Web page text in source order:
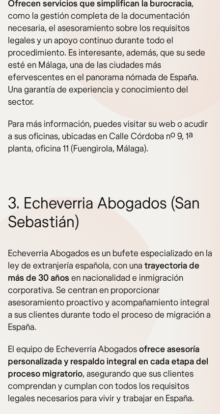
Ofrecen servicios que simplifican la burocracia,
como la gestión completa de la documentación
necesaria, el asesoramiento sobre los requisitos
legales y un apoyo continuo durante todo el
procedimiento. Es interesante, además, que su sede
esté en Málaga, una de las ciudades más
efervescentes en el panorama nómada de España.
Una garantía de experiencia y conocimiento del
sector.
Para más información, puedes visitar su web o acudir
a sus oficinas, ubicadas en Calle Córdoba nº 9, 1ª
planta, oficina 11 (Fuengirola, Málaga).
3. Echeverria Abogados (San
Sebastián)
Echeverria Abogados es un bufete especializado en la
ley de extranjería española, con una trayectoria de
más de 30 añosen nacionalidad e inmigración
corporativa. Se centran en proporcionar
asesoramiento proactivo y acompañamiento integral
a sus clientes durante todo el proceso de migración a
España.
El equipo de Echeverria Abogadosofrece asesoría
personalizada y respaldo integral en cada etapa del
proceso migratorio, asegurando que sus clientes
comprendan y cumplan con todos los requisitos
legales necesarios para vivir y trabajar en España.